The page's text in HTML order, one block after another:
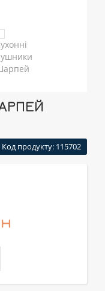
Код продукту: 115702